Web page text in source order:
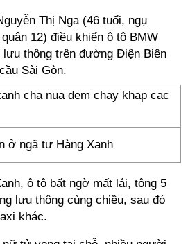
Thị Nga (46 tuổi, ngụ
12) điều khiển ô tô BMW
lưu thông trên đường Điện Biên
Sài Gòn.
ở ngã tư Hàng Xanh
ô tô bất ngờ mất lái, tông 5
lưu thông cùng chiều, sau đó
khác.